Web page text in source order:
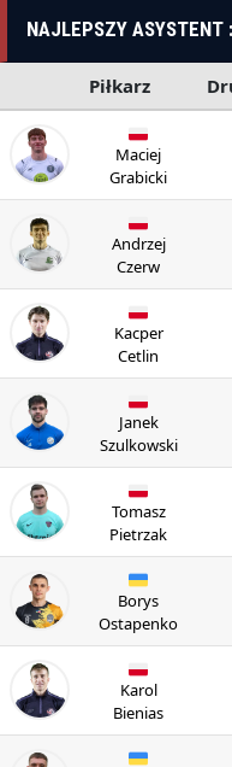
NAJLEPSZY ASYSTENT
Piłkarz
Maciej
Grabicki
Andrzej
Czerw
Kacper
Cetlin
Janek
Szulkowski
Tomasz
Pietrzak
Borys
Ostapenko
Karol
Bienias